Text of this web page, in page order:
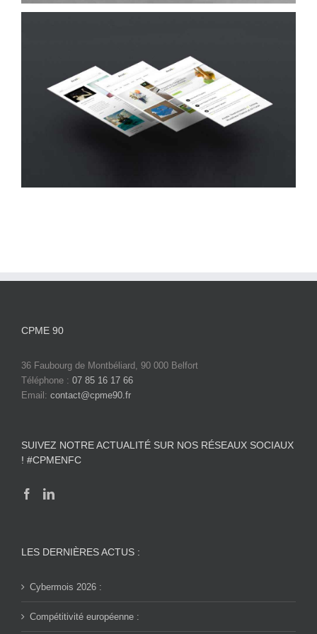
CPME 90
36 Faubourg de Montbéliard, 90 000 Belfort
Téléphone : 07 85 16 17 66
Email: contact@cpme90.fr
SUIVEZ NOTRE ACTUALITÉ SUR NOS RÉSEAUX SOCIAUX
! #CPMENFC
LES DERNIÈRES ACTUS :
Cybermois 2026 :
Compétitivité européenne :